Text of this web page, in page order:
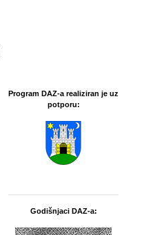
Program DAZ-a realiziran je uz
potporu:
Godišnjaci DAZ-a: